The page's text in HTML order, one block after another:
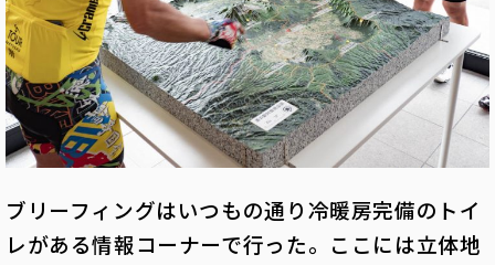
ブリーフィングはいつもの通り冷暖房完備のトイ
レがある情報コーナーで行った。ここには立体地